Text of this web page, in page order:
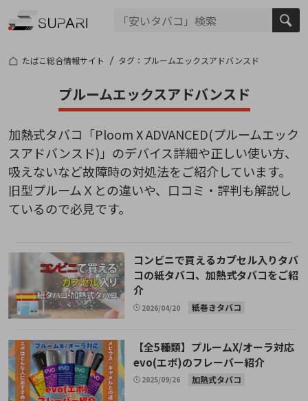
たばこ総合情報サイト タグ：プルームエックスアドバンスド
プルームエックスアドバンスド
加熱式タバコ「Ploom X ADVANCED(プルームエック
スアドバンスド)」のデバイス詳細や正しい使い方、
吸えないなど故障時の対処法をご紹介しています。
旧型プルームＸとの違いや、口コミ・評判も解説し
ているので必見です。
コンビニで買えるカプセル入りタバ
コの紙タバコ、加熱式タバコをご紹
介
2026/04/20 紙巻きタバコ
【全5種類】プルームX/オーラ対応
evo(エボ)のフレーバー紹介
2025/09/26 加熱式タバコ